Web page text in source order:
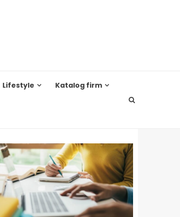
Lifestyle Katalog firm